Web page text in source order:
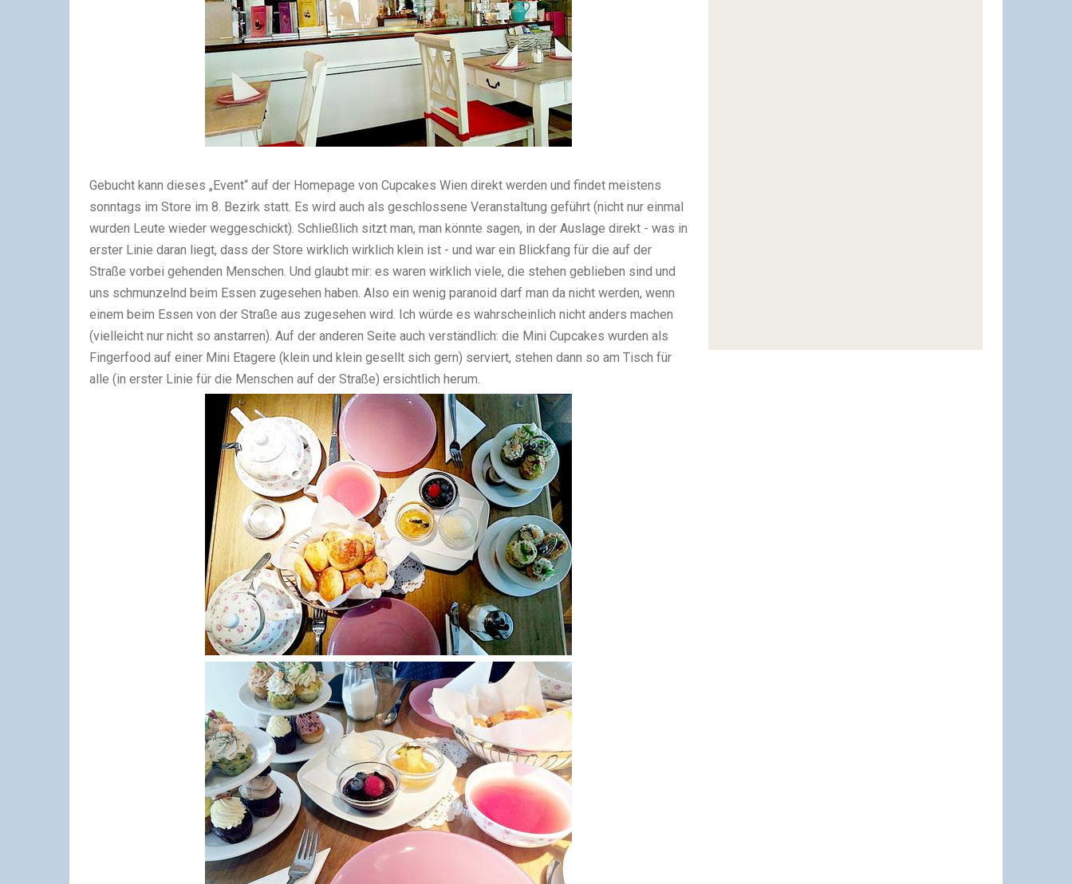
Gebucht kann dieses „Event“ auf der Homepage von Cupcakes Wien direkt werden und findet meistens
sonntags im Store im 8. Bezirk statt. Es wird auch als geschlossene Veranstaltung geführt (nicht nur einmal
wurden Leute wieder weggeschickt). Schließlich sitzt man, man könnte sagen, in der Auslage direkt - was in
erster Linie daran liegt, dass der Store wirklich wirklich klein ist - und war ein Blickfang für die auf der
Straße vorbei gehenden Menschen. Und glaubt mir: es waren wirklich viele, die stehen geblieben sind und
uns schmunzelnd beim Essen zugesehen haben. Also ein wenig paranoid darf man da nicht werden, wenn
einem beim Essen von der Straße aus zugesehen wird. Ich würde es wahrscheinlich nicht anders machen
(vielleicht nur nicht so anstarren). Auf der anderen Seite auch verständlich: die Mini Cupcakes wurden als
Fingerfood auf einer Mini Etagere (klein und klein gesellt sich gern) serviert, stehen dann so am Tisch für
alle (in erster Linie für die Menschen auf der Straße) ersichtlich herum.